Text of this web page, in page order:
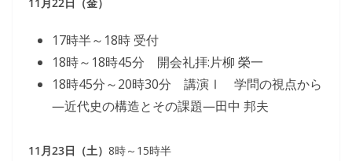
17時半～18時 受付
18時～18時45分 開会礼拝:片柳 榮一
18時45分～20時30分 講演Ⅰ 学問の視点から
―近代史の構造とその課題―田中 邦夫
11月23日（土） 8時～15時半